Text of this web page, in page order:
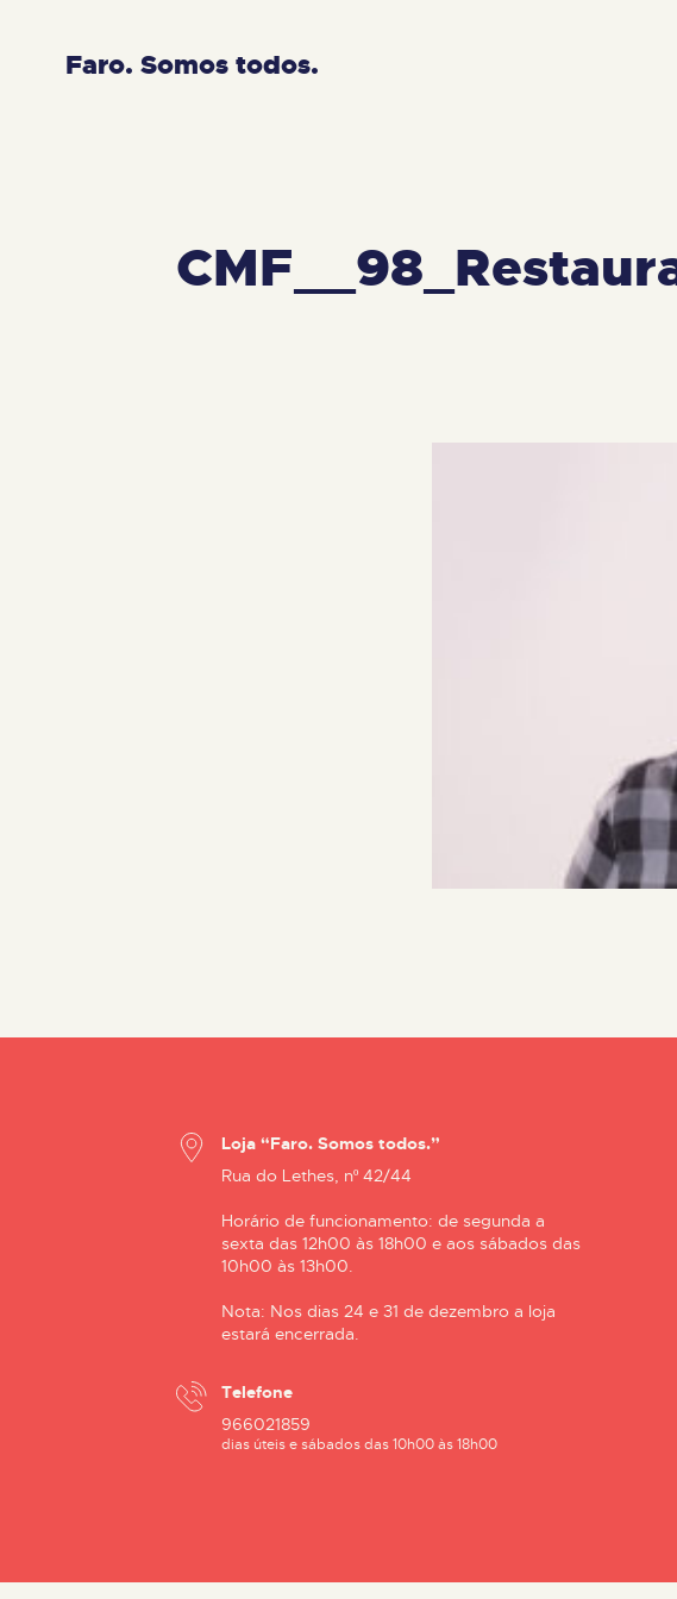
Faro. Somos todos.
Loja “Faro. Somos todos.”
Rua do Lethes, nº 42/44
Horário de funcionamento: de segunda a
sexta das 12h00 às 18h00 e aos sábados das
10h00 às 13h00.
Nota: Nos dias 24 e 31 de dezembro a loja
estará encerrada.
Telefone
966021859
dias úteis e sábados das 10h00 às 18h00